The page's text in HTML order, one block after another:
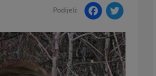
Podijeli:
F
c
e
itt
er